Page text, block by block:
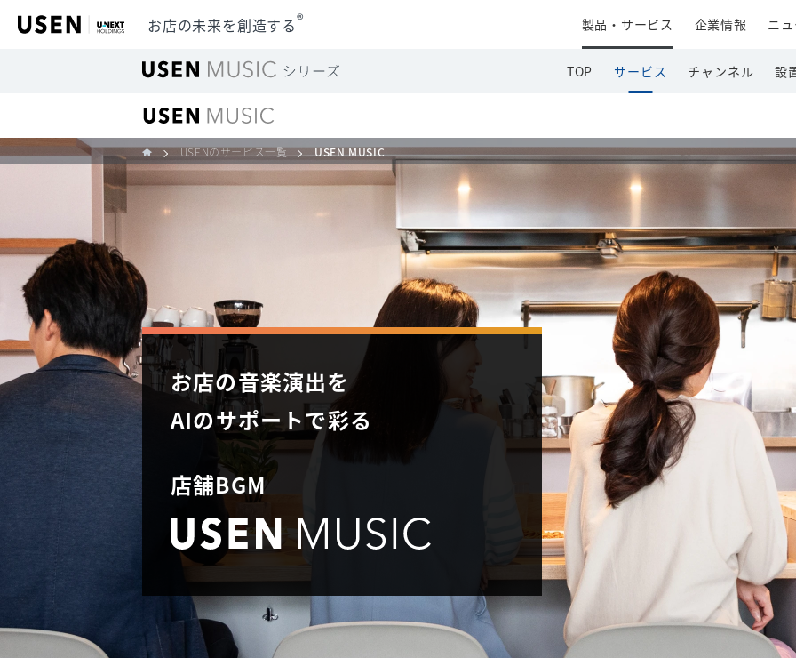
TOP サービス チャンネル 設
製品・サービス 企業情報 ニ
お店の未来を創造する®
USENのサービス一覧 USEN MUSIC
お店の音楽演出を
AIのサポートで彩る
店舗BGM